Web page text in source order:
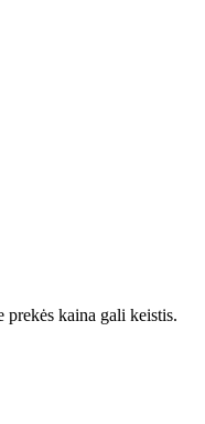
prekės kaina gali keistis.